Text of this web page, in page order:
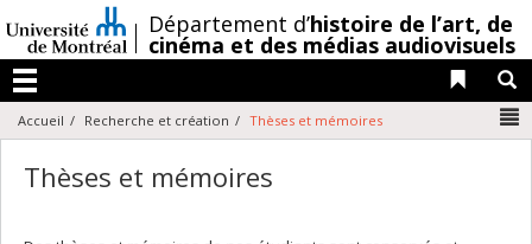
au
contenu
/Département d’histoire de l’art, de
cinéma et des médias audiovisuels
Menu
Liens
Accueil Recherche et création Thèses et mémoires
Thèses et mémoires